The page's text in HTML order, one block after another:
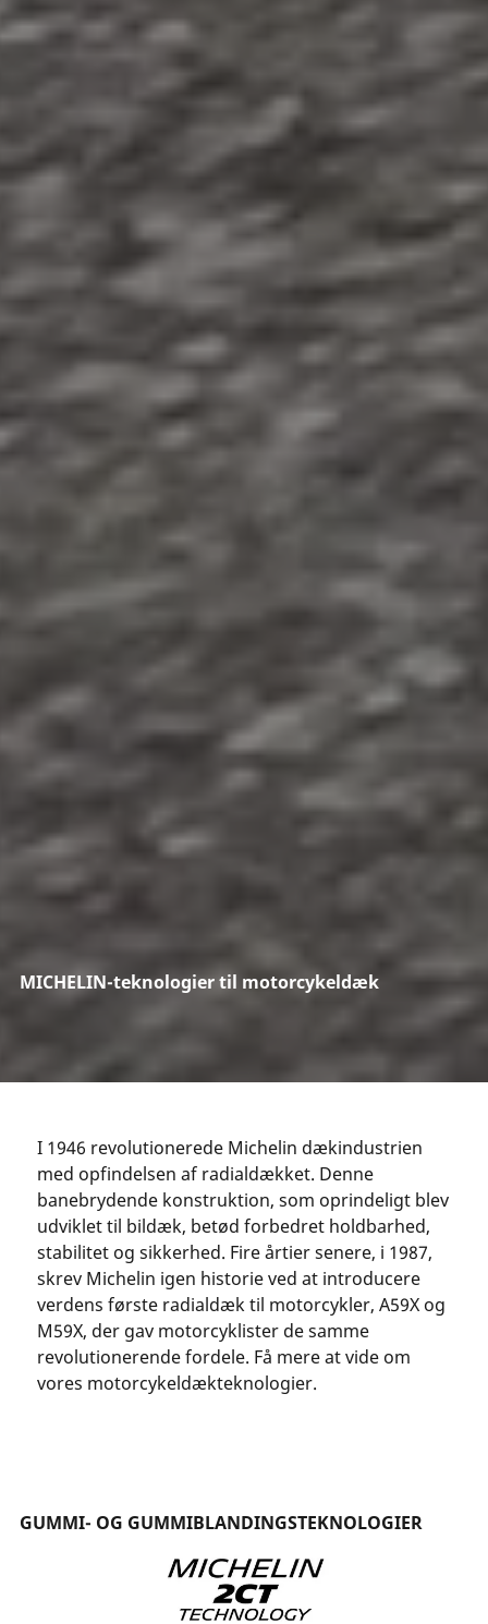
MICHELIN-teknologier til motorcykeldæk
I 1946 revolutionerede Michelin dækindustrien
med opfindelsen af radialdækket. Denne
banebrydende konstruktion, som oprindeligt blev
udviklet til bildæk, betød forbedret holdbarhed,
stabilitet og sikkerhed. Fire årtier senere, i 1987,
skrev Michelin igen historie ved at introducere
verdens første radialdæk til motorcykler, A59X og
M59X, der gav motorcyklister de samme
revolutionerende fordele. Få mere at vide om
vores motorcykeldækteknologier.
GUMMI- OG GUMMIBLANDINGSTEKNOLOGIER